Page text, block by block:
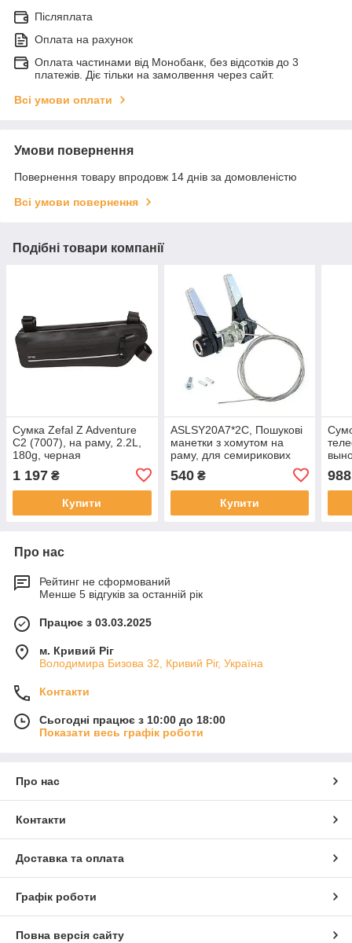
Післяплата
Оплата на рахунок
Оплата частинами від Монобанк, без відсотків до 3
платежів. Діє тільки на замолвення через сайт.
Всі умови оплати
Умови повернення
Повернення товару впродовж 14 днів за домовленістю
Всі умови повернення
Подібні товари компанії
Сумка Zefal Z Adventure
C2 (7007), на раму, 2.2L,
180g, черная
1 197 ₴
Купити
ASLSY20A7*2C, Пошукові
манетки з хомутом на
раму, для семирикових
540₴
Купити
988
Про нас
Рейтинг не сформований
Менше 5 відгуків за останній рік
Працює з 03.03.2025
м. Кривий Ріг
Володимира Бизова 32, Кривий Ріг, Україна
Контакти
Сьогодні працює з 10:00 до 18:00
Показати весь графік роботи
Про нас
Контакти
Доставка та оплата
Графік роботи
Повна версія сайту